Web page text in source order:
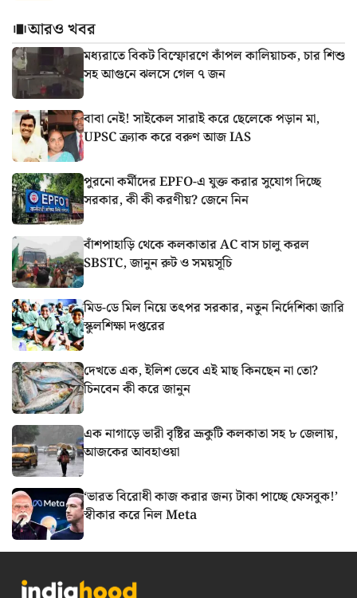
আরও খবর
মধ্যরাতে বিকট বিস্ফোরণে কাঁপল কালিয়াচক, চার শিশু
সহ আগুনে ঝলসে গেল ৭ জন
বাবা নেই! সাইকেল সারাই করে ছেলেকে পড়ান মা,
UPSC ক্র্যাক করে বরুণ আজ IAS
পুরনো কর্মীদের EPFO-এ যুক্ত করার সুযোগ দিচ্ছে
সরকার, কী কী করণীয়? জেনে নিন
বাঁশপাহাড়ি থেকে কলকাতার AC বাস চালু করল
SBSTC, জানুন রুট ও সময়সূচি
মিড-ডে মিল নিয়ে তৎপর সরকার, নতুন নির্দেশিকা জারি
স্কুলশিক্ষা দপ্তরের
দেখতে এক, ইলিশ ভেবে এই মাছ কিনছেন না তো?
চিনবেন কী করে জানুন
এক নাগাড়ে ভারী বৃষ্টির ভ্রূকুটি কলকাতা সহ ৮ জেলায়,
আজকের আবহাওয়া
‘ভারত বিরোধী কাজ করার জন্য টাকা পাচ্ছে ফেসবুক!’
স্বীকার করে নিল Meta